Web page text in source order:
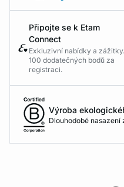
Připojte se k Etam
Connect
Exkluzivní nabídky a zážitky.
100 dodatečných bodů za
registraci.
Výroba
Dlouhodobé nasazení